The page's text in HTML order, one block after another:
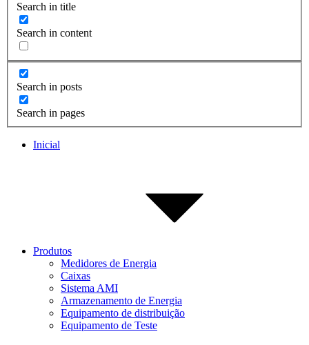
Search in title
Search in content
Search in posts
Search in pages
Inicial
Produtos
Medidores de Energia
Caixas
Sistema AMI
Armazenamento de Energia
Equipamento de distribuição
Equipamento de Teste